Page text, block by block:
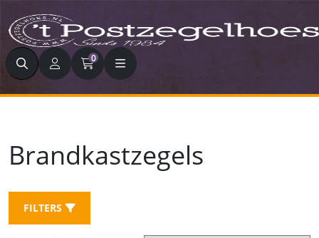
Zoeken 0
Brandkastzegels
FILTERS